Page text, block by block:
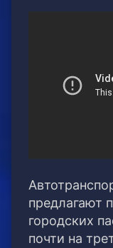
предлагают
городских
почти на